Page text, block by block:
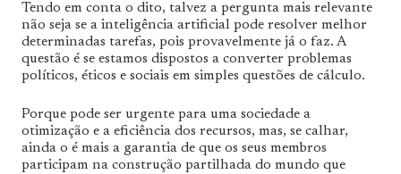
Tendo em conta o dito, talvez a pergunta mais relevante
não seja se a inteligência artificial pode resolver melhor
determinadas tarefas, pois provavelmente já o faz. A
questão é se estamos dispostos a converter problemas
políticos, éticos e sociais em simples questões de cálculo.
Porque pode ser urgente para uma sociedade a
otimização e a eficiência dos recursos, mas, se calhar,
ainda o é mais a garantia de que os seus membros
participam na construção partilhada do mundo que